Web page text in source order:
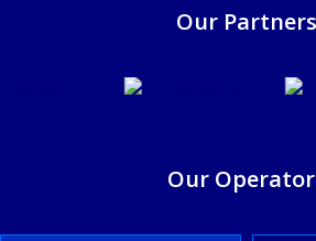
Our Partners
Our